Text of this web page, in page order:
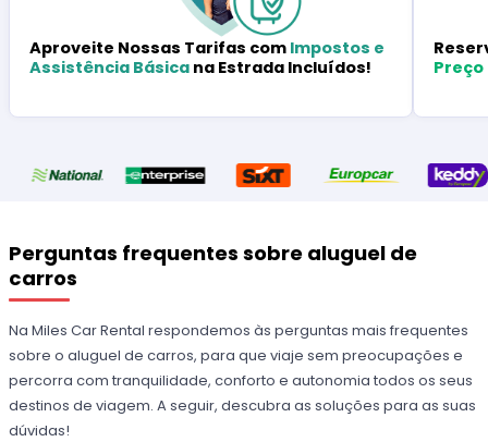
Aproveite Nossas Tarifas com Impostos e
Assistência Básica na Estrada Incluídos!
Preço
Perguntas frequentes sobre aluguel de
carros
Na Miles Car Rental respondemos às perguntas mais frequentes
sobre o aluguel de carros, para que viaje sem preocupações e
percorra com tranquilidade, conforto e autonomia todos os seus
destinos de viagem. A seguir, descubra as soluções para as suas
dúvidas!